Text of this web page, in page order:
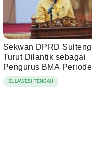
Sekwan DPRD Sulteng
Turut Dilantik sebagai
Pengurus BMA Periode
2026-2031
SULAWESI TENGAH